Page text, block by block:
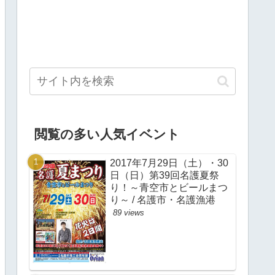
閲覧の多い人気イベント
2017年7月29日（土）・30
日（日）第39回名護夏祭
り！～青空市とビールまつ
り～ / 名護市・名護漁港
89 views